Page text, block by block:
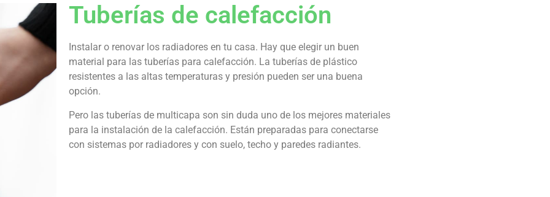
Tuberías de calefacción
Instalar o renovar los radiadores en tu casa. Hay que elegir un buen
material para las tuberías para calefacción. La tuberías de plástico
resistentes a las altas temperaturas y presión pueden ser una buena
opción.
Pero las tuberías de multicapa son sin duda uno de los mejores materiales
para la instalación de la calefacción. Están preparadas para conectarse
con sistemas por radiadores y con suelo, techo y paredes radiantes.